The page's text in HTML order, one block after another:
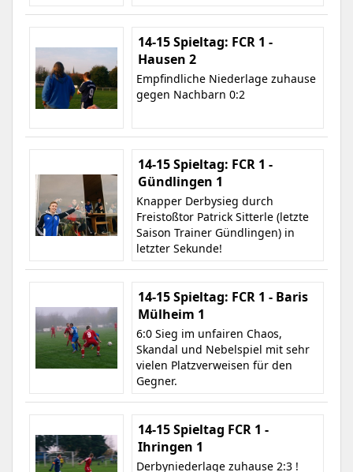
14-15 Spieltag: FCR 1 -
Hausen 2
Empfindliche Niederlage zuhause
gegen Nachbarn 0:2
14-15 Spieltag: FCR 1 -
Gündlingen 1
Knapper Derbysieg durch
Freistoßtor Patrick Sitterle (letzte
Saison Trainer Gündlingen) in
letzter Sekunde!
14-15 Spieltag: FCR 1 - Baris
Mülheim 1
6:0 Sieg im unfairen Chaos,
Skandal und Nebelspiel mit sehr
vielen Platzverweisen für den
Gegner.
14-15 Spieltag FCR 1 -
Ihringen 1
Derbyniederlage zuhause 2:3 !